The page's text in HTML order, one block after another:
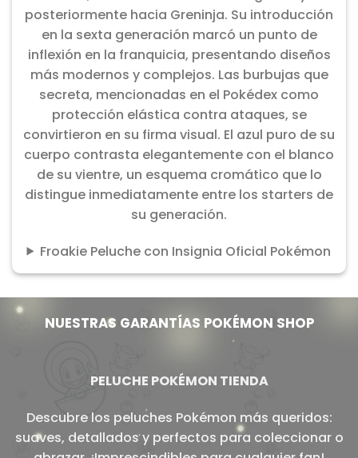
posteriormente hacia Greninja. Su introducción
en la sexta generación marcó un punto de
inflexión en la franquicia, presentando diseños
más modernos y complejos. Las burbujas que
secreta, mencionadas en el Pokédex como
protección elástica contra ataques, se
convirtieron en su firma visual. El azul puro de su
cuerpo contrasta elegantemente con el blanco
de su vientre, un esquema cromático que lo
distingue inmediatamente entre los starters de
su generación.
Froakie Peluche con Insignia Oficial Pokémon
NUESTRAS GARANTÍAS POKÉMON SHOP
PELUCHE POKÉMON TIENDA
Descubre los peluches Pokémon más queridos:
suaves, detallados y perfectos para coleccionar o